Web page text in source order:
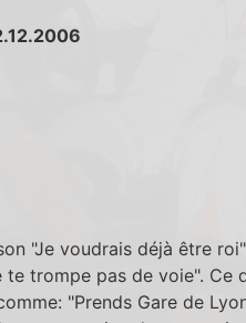
"Je voudrais déjà être
te trompe pas de voie". Ce
"Prends Gare de